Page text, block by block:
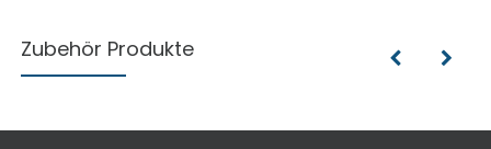
Zubehör Produkte